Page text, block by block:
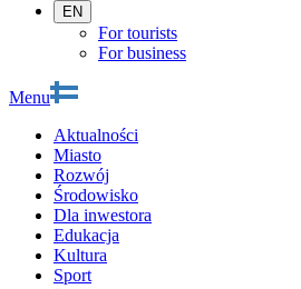
EN
For tourists
For business
Menu
Aktualności
Miasto
Rozwój
Środowisko
Dla inwestora
Edukacja
Kultura
Sport